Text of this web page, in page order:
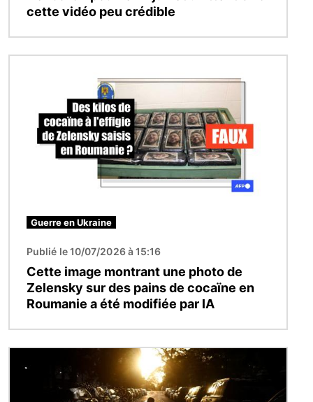
cette vidéo peu crédible
Guerre en Ukraine
Publié le 10/07/2026 à 15:16
Cette image montrant une photo de
Zelensky sur des pains de cocaïne en
Roumanie a été modifiée par IA